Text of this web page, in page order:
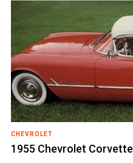
CHEVROLET
1955 Chevrolet Corvette